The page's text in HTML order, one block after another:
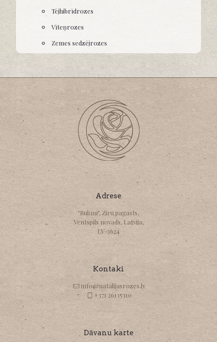
Tējhibrīdrozes
Vīteņrozes
Zemes sedzējrozes
Adrese
"Rubīni", Ziru pagasts,
Ventspils novads, Latvija,
LV-3624
Kontaki
info@natalijasrozes.lv
+371 26135310
Dāvanu karte